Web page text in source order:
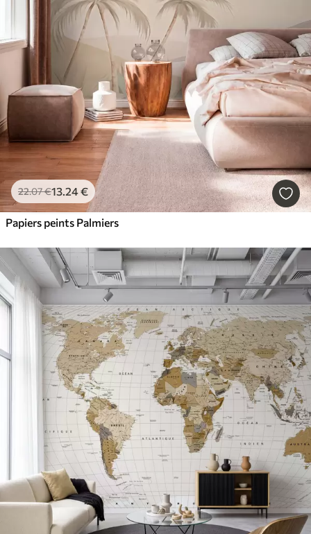
22.07€13.24€
Papiers peints Palmiers